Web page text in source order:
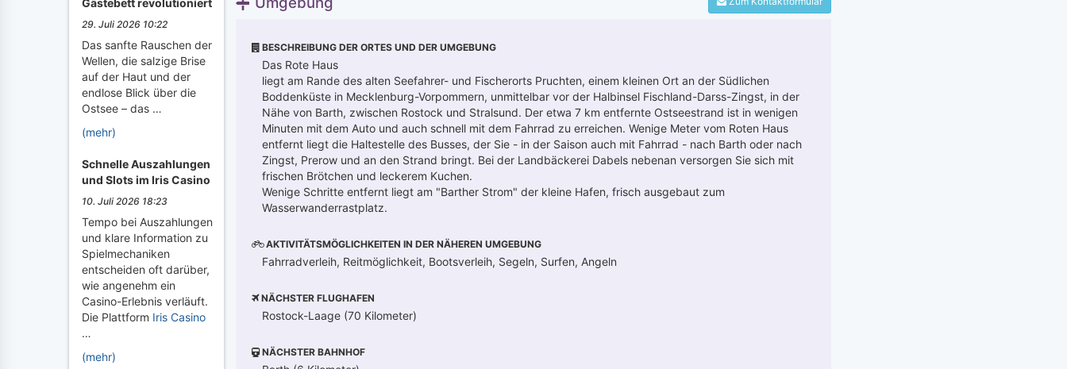
Gästebett revolutioniert
29. Juli 2026 10:22
Das sanfte Rauschen der
Wellen, die salzige Brise
auf der Haut und der
endlose Blick über die
Ostsee – das …
(mehr)
Schnelle Auszahlungen
und Slots im Iris Casino
10. Juli 2026 18:23
Tempo bei Auszahlungen
und klare Information zu
Spielmechaniken
entscheiden oft darüber,
wie angenehm ein
Casino-Erlebnis verläuft.
Die Plattform Iris Casino
…
(mehr)
BESCHREIBUNG DER ORTES UND DER UMGEBUNG
Das Rote Haus
liegt am Rande des alten Seefahrer- und Fischerorts Pruchten, einem kleinen Ort an der Südlichen
Boddenküste in Mecklenburg-Vorpommern, unmittelbar vor der Halbinsel Fischland-Darss-Zingst, in der
Nähe von Barth, zwischen Rostock und Stralsund. Der etwa 7 km entfernte Ostseestrand ist in wenigen
Minuten mit dem Auto und auch schnell mit dem Fahrrad zu erreichen. Wenige Meter vom Roten Haus
entfernt liegt die Haltestelle des Busses, der Sie - in der Saison auch mit Fahrrad - nach Barth oder nach
Zingst, Prerow und an den Strand bringt. Bei der Landbäckerei Dabels nebenan versorgen Sie sich mit
frischen Brötchen und leckerem Kuchen.
Wenige Schritte entfernt liegt am "Barther Strom" der kleine Hafen, frisch ausgebaut zum
Wasserwanderrastplatz.
AKTIVITÄTSMÖGLICHKEITEN IN DER NÄHEREN UMGEBUNG
Fahrradverleih, Reitmöglichkeit, Bootsverleih, Segeln, Surfen, Angeln
NÄCHSTER FLUGHAFEN
Rostock-Laage (70 Kilometer)
NÄCHSTER BAHNHOF